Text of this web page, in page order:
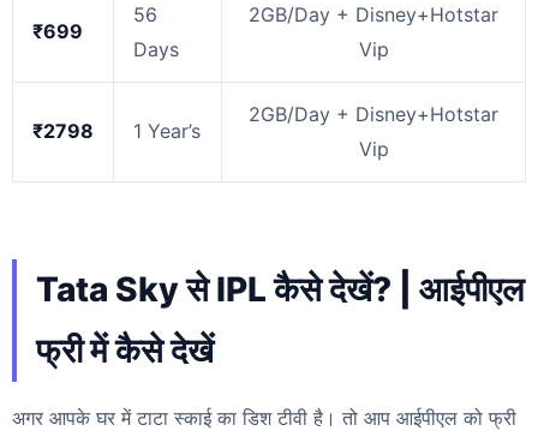
₹699
56
Days
2GB/Day + Disney+Hotstar
Vip
₹2798 1 Year’s
2GB/Day + Disney+Hotstar
Vip
Tata Sky से IPL कैसे देखें? | आईपीएल
फ्री में कैसे देखें
अगर आपके घर में टाटा स्काई का डिश टीवी है। तो आप आईपीएल को फ्री